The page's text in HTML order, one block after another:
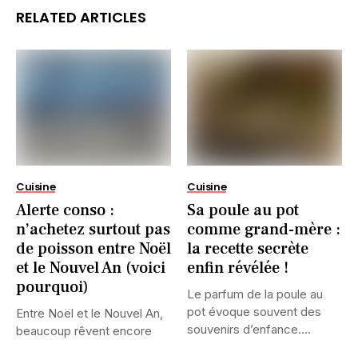
RELATED ARTICLES
Cuisine
Alerte conso :
n’achetez surtout pas
de poisson entre Noël
et le Nouvel An (voici
pourquoi)
Entre Noël et le Nouvel An,
beaucoup rêvent encore
Cuisine
Sa poule au pot
comme grand-mère :
la recette secrète
enfin révélée !
Le parfum de la poule au
pot évoque souvent des
souvenirs d’enfance....